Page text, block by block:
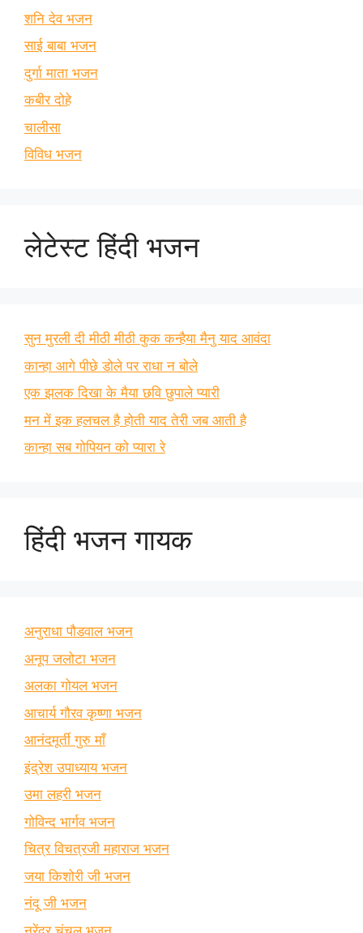
शनि देव भजन
साई बाबा भजन
दुर्गा माता भजन
कबीर दोहे
चालीसा
विविध भजन
लेटेस्ट हिंदी भजन
सुन मुरली दी मीठी मीठी कुक कन्हैया मैनु याद आवंदा
कान्हा आगे पीछे डोले पर राधा न बोले
एक झलक दिखा के मैया छवि छुपाले प्यारी
मन में इक हलचल है होती याद तेरी जब आती है
कान्हा सब गोपियन को प्यारा रे
हिंदी भजन गायक
अनुराधा पौडवाल भजन
अनूप जलोटा भजन
अलका गोयल भजन
आचार्य गौरव कृष्णा भजन
आनंदमूर्ती गुरु माँ
इंद्रेश उपाध्याय भजन
उमा लहरी भजन
गोविन्द भार्गव भजन
चित्र विचत्रजी महाराज भजन
जया किशोरी जी भजन
नंदू जी भजन